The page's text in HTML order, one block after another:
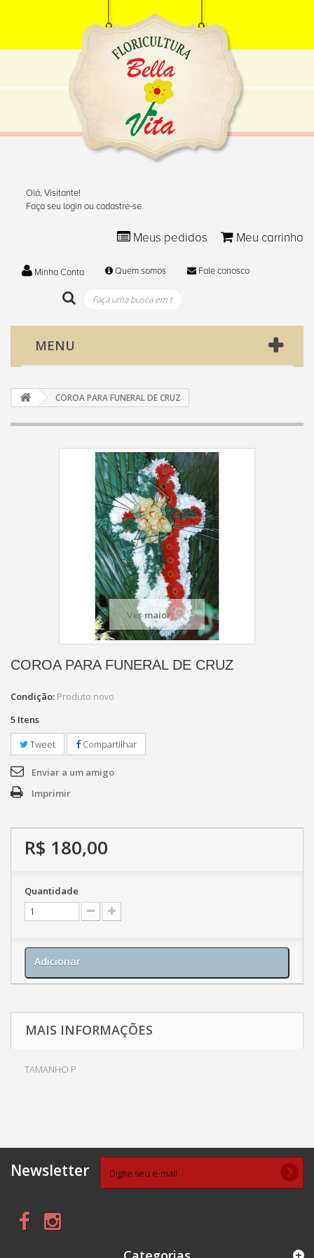
Olá, Visitante!
Faça seu login ou cadastre-se.
Meus pedidos Meu carrinho
Minha Conta Quem somos Fale conosco
MENU
COROA PARA FUNERAL DE CRUZ
Ver maior
COROA PARA FUNERAL DE CRUZ
Condição: Produto novo
5 Itens
Tweet
Compartilhar
Enviar a um amigo
Imprimir
R$ 180,00
Quantidade
Adicionar
MAIS INFORMAÇÕES
TAMANHO P
Newsletter